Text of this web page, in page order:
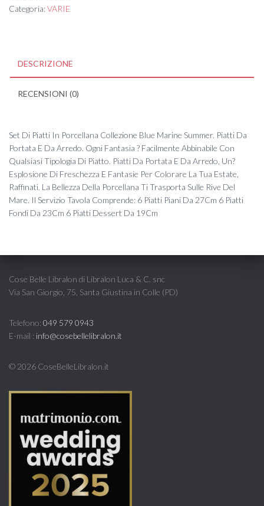
Categoria:VARIE
DESCRIZIONE
RECENSIONI (0)
Set Di Piatti In Porcellana Collezione Blue Marine Summer. Piatti Da
Portata E Da Arredo. Ogni Fantasia ? Facilmente Abbinabile Con
Qualsiasi Tipologia Di Piatto. Piatti Da Portata E Da Arredo, Un?
Esplosione Di Freschezza E Fantasie Per Colorare La Tua Estate,
Raffinati. La Bellezza Della Porcellana Ti Trasporta Sulle Rive Del
Mare. Il Servizio Tavola Comprende: 6 Piatti Piani Da 27Cm 6 Piatti
Fondi Da 23Cm 6 Piatti Dessert Da 19Cm
Cose Belle Libralon di Libralon Luca & C. snc
Via San Giorgio, 75, Santa Giustina in Colle (PD)
Telefono: 049 579 0943
E-mail : info@cosebellelibralon.it
© 2026 CoseBelleLibralon.it